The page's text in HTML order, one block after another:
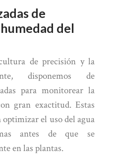
de
del
de precisión y la
disponemos de
para monitorear la
gran exactitud. Estas
el uso del agua
antes de que se
en las plantas.